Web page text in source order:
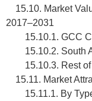
15.10. Market
2017–2031
15.10.1. GCC
15.10.2. South
15.10.3. Rest of
15.11. Market
15.11.1. By